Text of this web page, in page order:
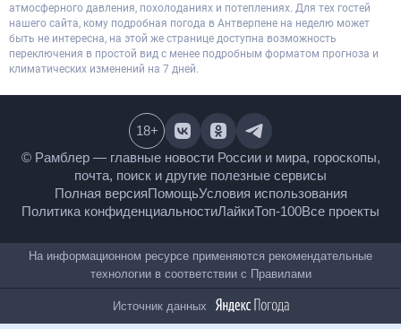
атмосферного давления, похолоданиях и потеплениях. Для тех гостей
нашего сайта, кому подробная погода в Антверпене на неделю может
быть не интересна, на этой же странице доступна возможность
переключения в простой вид с менее подробным форматом прогноза и
климатических изменений на 7 дней.
© Рамблер — главные новости России и мира,
гороскопы, почта, поиск и другие полезные сервисы
Полная версияПомощьУсловия использования
Политика конфиденциальностиЛайкиТоп-100
18+
На информационном ресурсе применяются
рекомендательные технологии в соответствии сПравилами
Источник данных